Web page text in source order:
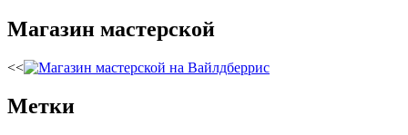
Магазин мастерской
<<
Метки